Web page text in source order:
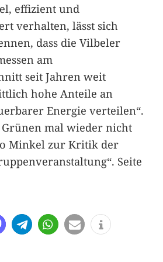
effizient und
verhalten, lässt sich
dass die Vilbeler
am
seit Jahren weit
hohe Anteile an
Energie verteilen“.
Grünen mal wieder nicht
Minkel zur Kritik der
Seite